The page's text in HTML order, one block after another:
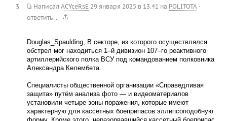
Написал ACYceRsE 29 января 2025 в 13.41 на POLITOTA ·
ответить .
3
Douglas_Spaulding, В секторе, из которого осуществлялся
обстрел мог находиться 1–й дивизион 107–го реактивного
артиллерийского полка ВСУ под командованием полковника
Александра Келембета.
Специалисты общественной организации «Справедливая
защита» путём анализа фото — и видеоматериалов
установили четыре зоны поражения, которые имеют
характерную для кассетных боеприпасов эллипсоподобную